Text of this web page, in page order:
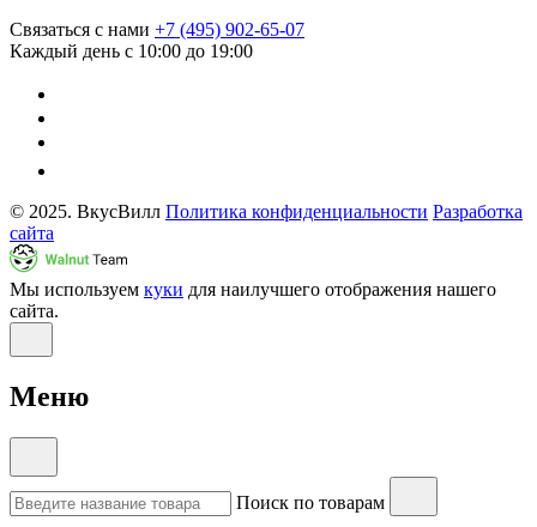
Связаться с нами +7 (495) 902-65-07
Каждый день с 10:00 до 19:00
© 2025. ВкусВилл Политика конфиденциальности Разработка
сайта
Мы используем куки для наилучшего отображения нашего
сайта.
Меню
Поиск по товарам